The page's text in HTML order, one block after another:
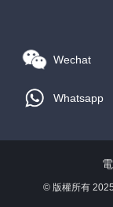
Wechat
Whatsapp
© 版權所有